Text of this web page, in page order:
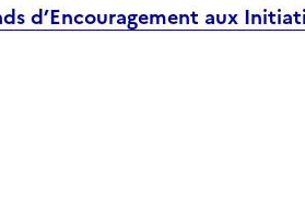
d’Encouragement aux